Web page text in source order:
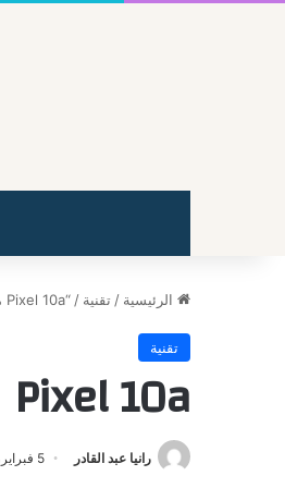
الرئيسية / تقنية / “Pixel 10a من غوغل: الإعلان الرسمي وتحديد موعد الإطلاق”
تقنية
Pixel 10a
رانيا عبد القادر 5 فبراير، 2026